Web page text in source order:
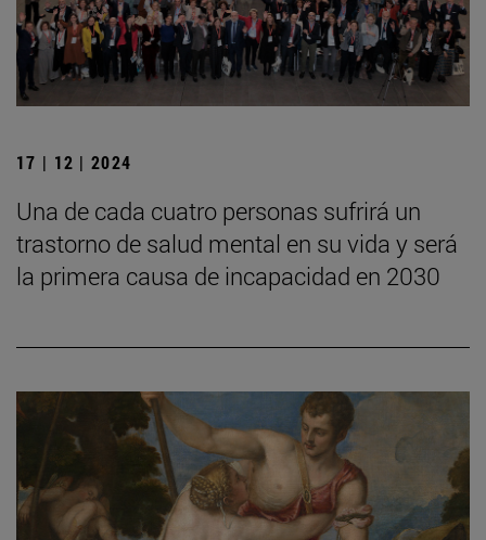
17 | 12 | 2024
Una de cada cuatro personas sufrirá un
trastorno de salud mental en su vida y será
la primera causa de incapacidad en 2030